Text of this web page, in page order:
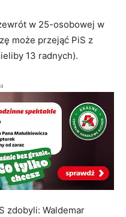
w 25-osobowej w
może przejąć PiS z
13 radnych).
zdobyli: Waldemar